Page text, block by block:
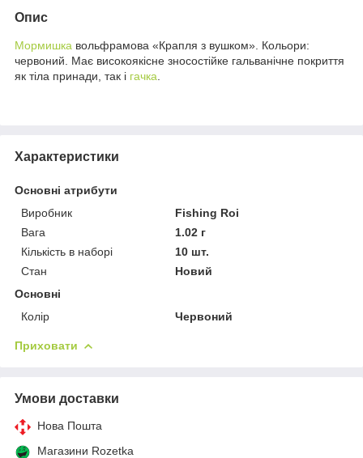
Опис
Мормишка вольфрамова «Крапля з вушком». Кольори:
червоний. Має високоякісне зносостійке гальванічне покриття
як тіла принади, так і гачка
Характеристики
Основні атрибути
Виробник
Fishing Roi
Вага
1.02 г
Кількість в наборі
10 шт.
Стан
Новий
Основні
Колір
Червоний
Приховати
Умови доставки
Нова Пошта
Магазини Rozetka